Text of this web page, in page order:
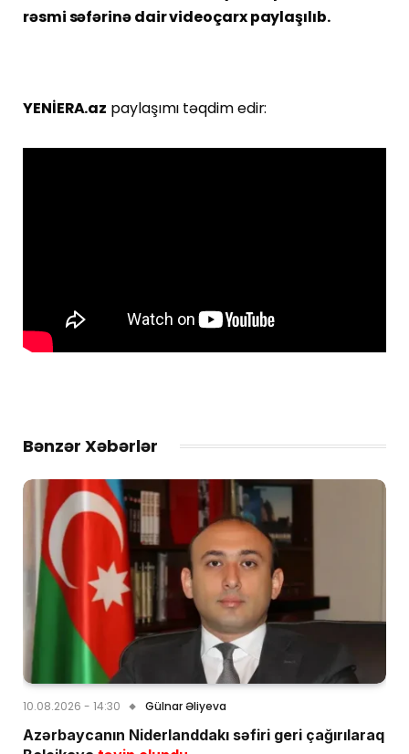
rəsmi səfərinə dair videoçarx paylaşılıb.
YENİERA.az paylaşımı təqdim edir:
Bənzər Xəbərlər
10.08.2026 - 14:30 Gülnar Əliyeva
Azərbaycanın Niderlanddakı səfiri geri çağırılaraq